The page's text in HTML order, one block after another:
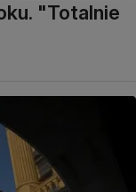
"Totalnie